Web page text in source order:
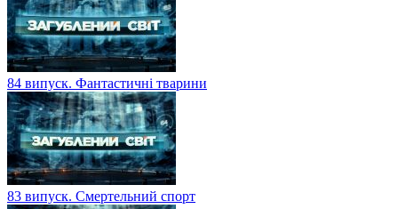
84 випуск. Фантастичні тварини
83 випуск. Смертельний спорт